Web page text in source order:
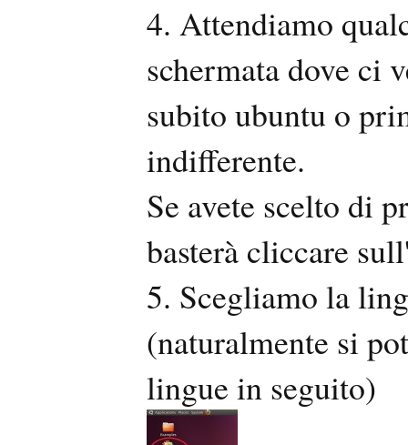
4. Attendiamo
schermata dove ci
subito ubuntu o
indifferente.
Se avete scelto di
basterà cliccare
5. Scegliamo la
(naturalmente si
lingue in seguito)